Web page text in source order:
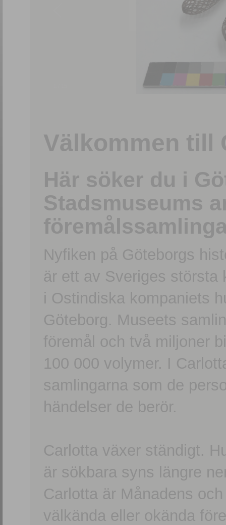
Välkommen till
Här söker du i
Stadsmuseums
Nyfiken på Göteborgs
är ett av Sveriges största
i Ostindiska kompaniets
Göteborg. Museets
föremål och två miljoner
100 000 volymer. I
samlingarna som de
händelser de berör.
Carlotta växer ständigt.
är sökbara syns längre
Carlotta är Månadens
välkända eller okända